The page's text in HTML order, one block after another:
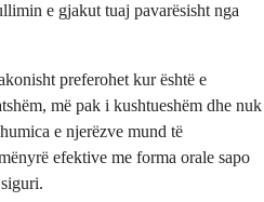
e gjakut tuaj pavarësisht nga
preferohet kur është e
më pak i kushtueshëm dhe nuk
e njerëzve mund të
efektive me forma orale sapo